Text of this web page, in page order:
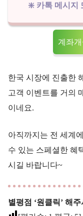
❇️ 카톡 메시지
계좌개
한국 시장에 진출한
고객 이벤트를 거의
이네요.
아직까지는 전 세계
수 있는 스페셜한 혜
시길 바랍니다~
별평점 ‘원클릭’ 해